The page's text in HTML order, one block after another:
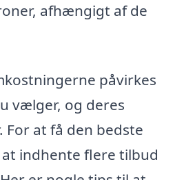
afhængigt af de
påvirkes
vælger, og deres
at få den bedste
indhente flere tilbud